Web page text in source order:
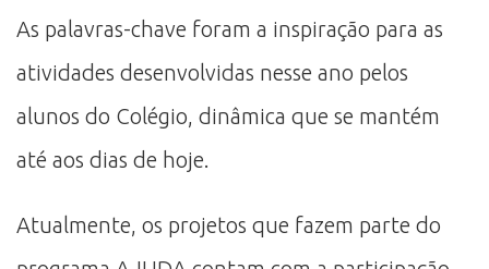
As palavras-chave foram a inspiração para as
atividades desenvolvidas nesse ano pelos
alunos do Colégio, dinâmica que se mantém
até aos dias de hoje.
Atualmente, os projetos que fazem parte do